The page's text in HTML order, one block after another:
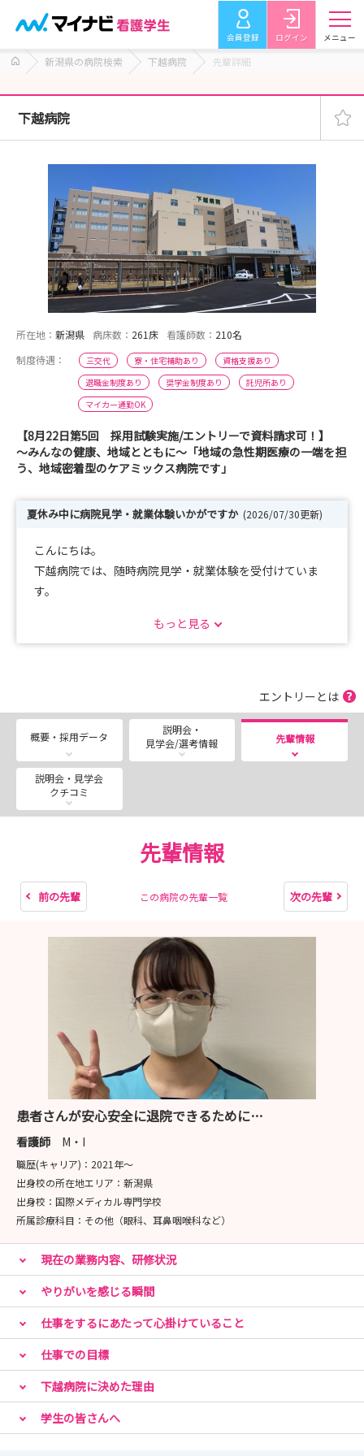
会員登録 ログイン メニュー
新潟県の病院検索 下越病院 先輩詳細
下越病院
所在地： 新潟県 病床数： 261床 看護師数： 210名
制度待遇：
三交代 寮・住宅補助あり
資格支援あり
退職金制度あり
奨学金制度あり
託児所あり
マイカー通勤OK
【8月22日第5回 採用試験実施/エントリーで資料請求可！】
～みんなの健康、地域とともに～「地域の急性期医療の一端を担
う、地域密着型のケアミックス病院です」
夏休み中に病院見学・就業体験いかがですか (2026/07/30更新)
こんにちは。
下越病院では、随時病院見学・就業体験を受付けていま
す。
ので、まずはお気軽にご連絡ください。
もっと見る
エントリーとは
概要・採用データ
説明会・
見学会/選考情報
先輩情報
説明会・見学会
クチコミ
先輩情報
前の先輩 この病院の先輩一覧 次の先輩
患者さんが安心安全に退院できるために…
看護師 M・I
職歴(キャリア)： 2021年〜
出身校の所在地エリア： 新潟県
出身校： 国際メディカル専門学校
所属診療科目： その他（眼科、耳鼻咽喉科など）
現在の業務内容、研修状況
やりがいを感じる瞬間
仕事をするにあたって心掛けていること
仕事での目標
下越病院に決めた理由
学生の皆さんへ